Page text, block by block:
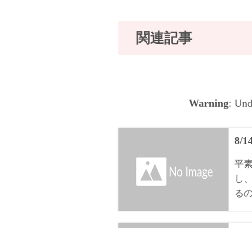
関連記事
Warning:
8/
平
し
る